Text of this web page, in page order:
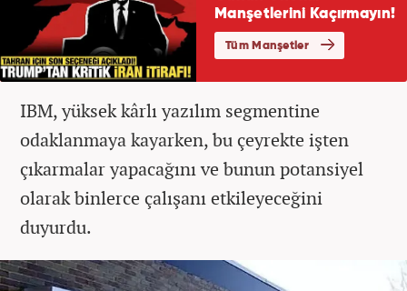
IBM, yüksek kârlı yazılım segmentine
odaklanmaya kayarken, bu çeyrekte işten
çıkarmalar yapacağını ve bunun potansiyel
olarak binlerce çalışanı etkileyeceğini
duyurdu.